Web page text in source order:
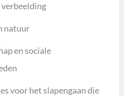
verbeelding
natuur
en sociale
voor het slapengaan die